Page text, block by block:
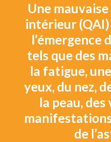
Une
intérieur
l’émergence
tels que des
la fatigue,
yeux, du nez,
la peau,
de